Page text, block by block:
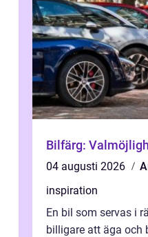
Bilfärg:
04 augusti 2026
inspiration
En bil som servas i
billigare att äga och